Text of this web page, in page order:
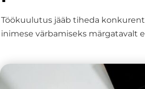
Töökuulutus jääb tiheda
inimese värbamiseks märgatavalt